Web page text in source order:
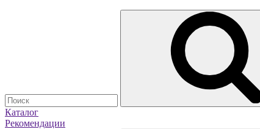
Каталог
Рекомендации